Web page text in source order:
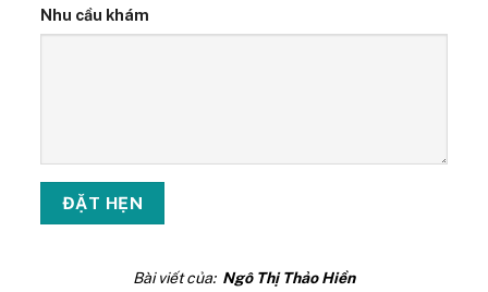
Nhu cầu khám
Bài viết của: Ngô Thị Thảo Hiền